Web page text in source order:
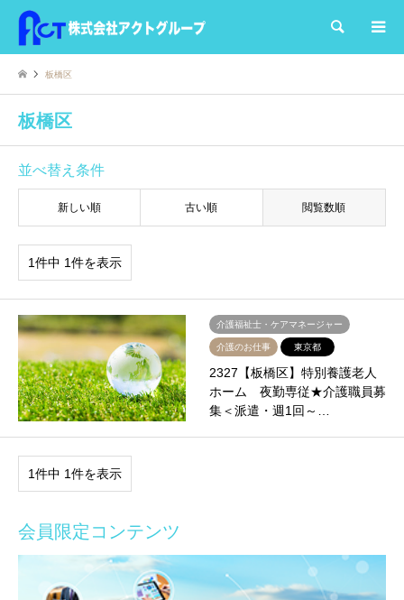
検索
板橋区
板橋区
並べ替え条件
新しい順 古い順 閲覧数順
1件中 1件を表示
介護福祉士・ケアマネージャー
介護のお仕事 東京都
2327【板橋区】特別養護老人
ホーム 夜勤専従★介護職員募
集＜派遣・週1回～…
1件中 1件を表示
会員限定コンテンツ